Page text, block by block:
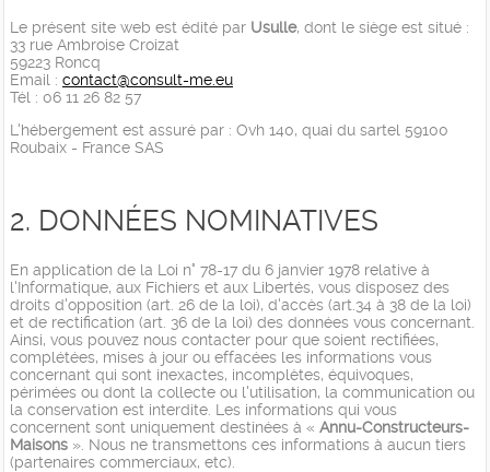
Le présent site web est édité par Usulle, dont le siège est situé :
33 rue Ambroise Croizat
59223 Roncq
Email : contact@consult-me.eu
Tél : 06 11 26 82 57
L'hébergement est assuré par : Ovh 140, quai du sartel 59100
Roubaix - France SAS
2. DONNÉES NOMINATIVES
En application de la Loi n° 78-17 du 6 janvier 1978 relative à
l'Informatique, aux Fichiers et aux Libertés, vous disposez des
droits d'opposition (art. 26 de la loi), d'accès (art.34 à 38 de la loi)
et de rectification (art. 36 de la loi) des données vous concernant.
Ainsi, vous pouvez nous contacter pour que soient rectifiées,
complétées, mises à jour ou effacées les informations vous
concernant qui sont inexactes, incomplètes, équivoques,
périmées ou dont la collecte ou l'utilisation, la communication ou
la conservation est interdite. Les informations qui vous
concernent sont uniquement destinées à « Annu-Constructeurs-
Maisons ». Nous ne transmettons ces informations à aucun tiers
(partenaires commerciaux, etc).